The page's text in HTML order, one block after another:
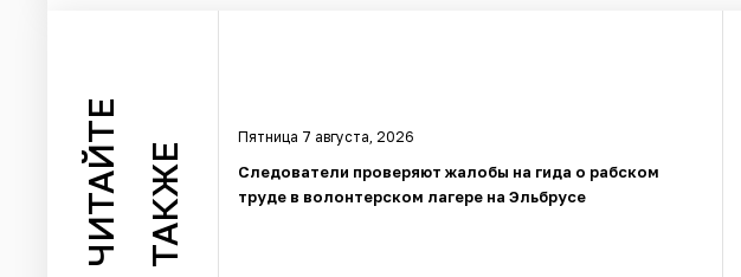
ЧИТАЙТЕ ТАКЖЕ
Пятница 7 августа, 2026
Следователи проверяют жалобы на гида о рабском
труде в волонтерском лагере на Эльбрусе